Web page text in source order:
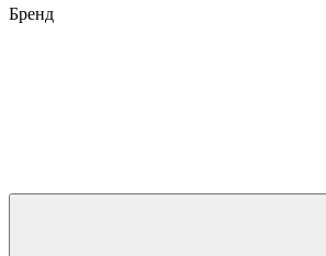
Бренд